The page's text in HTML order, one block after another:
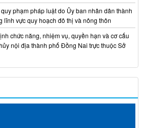
phạm pháp luật do Ủy ban nhân dân thành
vực quy hoạch đô thị và nông thôn
chức năng, nhiệm vụ, quyền hạn và cơ cấu
nội địa thành phố Đồng Nai trực thuộc Sở